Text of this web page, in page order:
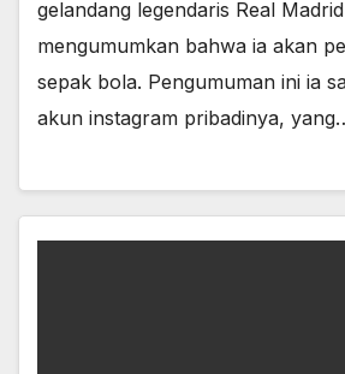
gelandang legendaris Real
mengumumkan bahwa ia akan
sepak bola. Pengumuman ini ia
akun instagram pribadinya,